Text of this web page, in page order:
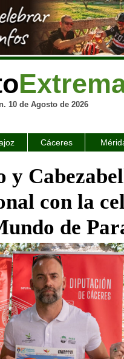
10 de Agosto de 2026
Cáceres
y
con la
de